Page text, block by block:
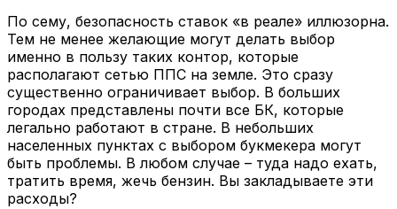
По сему, безопасность ставок «в реале» иллюзорна.
Тем не менее желающие могут делать выбор
именно в пользу таких контор, которые
располагают сетью ППС на земле. Это сразу
существенно ограничивает выбор. В больших
городах представлены почти все БК, которые
легально работают в стране. В небольших
населенных пунктах с выбором букмекера могут
быть проблемы. В любом случае – туда надо ехать,
тратить время, жечь бензин. Вы закладываете эти
расходы?